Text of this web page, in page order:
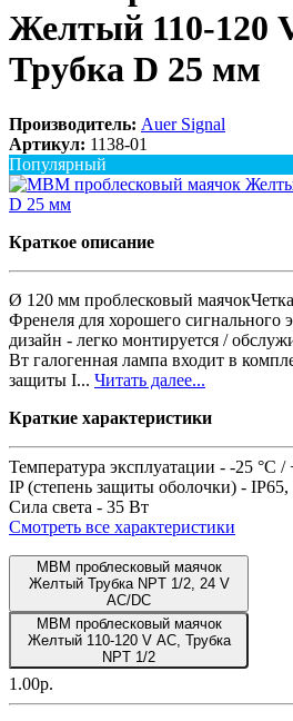
Желтый 110-120
Трубка D 25 мм
Производитель: Auer Signal
Артикул: 1138-01
Популярный
Краткое описание
Ø 120 мм проблесковый
Френеля для хорошего сигнального
дизайн - легко монтируется /
Вт галогенная лампа входит в
защиты I... Читать далее...
Краткие характеристики
Температура эксплуатации - -25 °C /
IP (степень защиты оболочки) -
Сила света - 35 Вт
Смотреть все характеристики
MBM проблесковый маячок
Желтый Трубка NPT 1/2, 24 V
AC/DC
MBM проблесковый маячок
Желтый 110-120 V AC, Трубка
NPT 1/2
1.00р.